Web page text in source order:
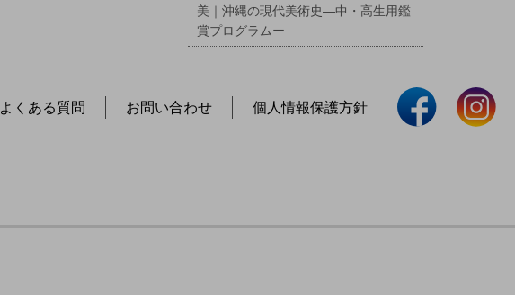
美｜沖縄の現代美術史―中・高生用鑑
賞プログラムー
よくある質問 お問い合わせ 個人情報保護方針